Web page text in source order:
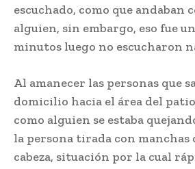
escuchado, como que andaban
alguien, sin embargo, eso fue
minutos luego no escucharon
Al amanecer las personas que
domicilio hacia el área del
como alguien se estaba
la persona tirada con manchas
cabeza, situación por la cual